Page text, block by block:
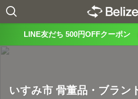
LINE友だち 500円OFFクーポン
いすみ市 骨董品・ブラン